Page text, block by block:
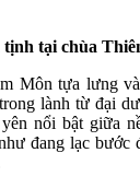
tại chùa
Môn tựa lưng
lành từ đại
nổi bật giữa
đang lạc bước